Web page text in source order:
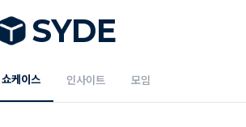
SYDE
쇼케이스 인사이트 모임